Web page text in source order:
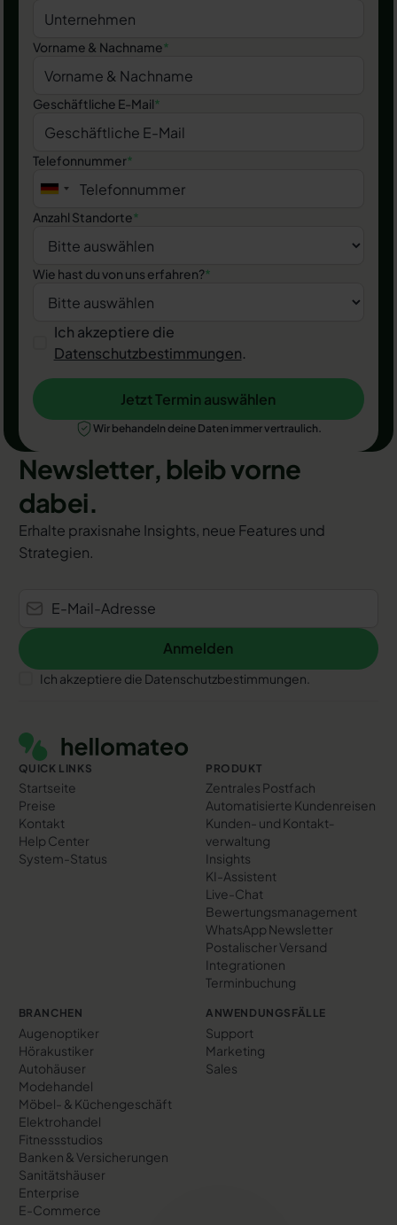
Vorname & Nachname*
Geschäftliche E-Mail*
Telefonnummer*
Anzahl Standorte*
Wie hast du von uns erfahren?*
Ich akzeptiere die
Datenschutzbestimmungen.
Jetzt Termin auswählen
Jetzt Termin auswählen
Wir behandeln deine Daten immer vertraulich.
Newsletter, bleib vorne
dabei.
Erhalte praxisnahe Insights, neue Features und
Strategien.
Anmelden
Anmelden
Ich akzeptiere die Datenschutzbestimmungen.
QUICK LINKS
Startseite
Preise
Kontakt
Help Center
System-Status
PRODUKT
Zentrales Postfach
Automatisierte Kundenreisen
Kunden- und Kontakt­
verwaltung
Insights
KI-Assistent
Live-Chat
Bewertungs­management
WhatsApp Newsletter
Postalischer Versand
Integrationen
Terminbuchung
BRANCHEN
Augenoptiker
Hörakustiker
Autohäuser
Modehandel
Möbel- & Küchengeschäft
Elektrohandel
Fitnessstudios
Banken & Versicherungen
Sanitätshäuser
Enterprise
E-Commerce
ANWENDUNGSFÄLLE
Support
Marketing
Sales